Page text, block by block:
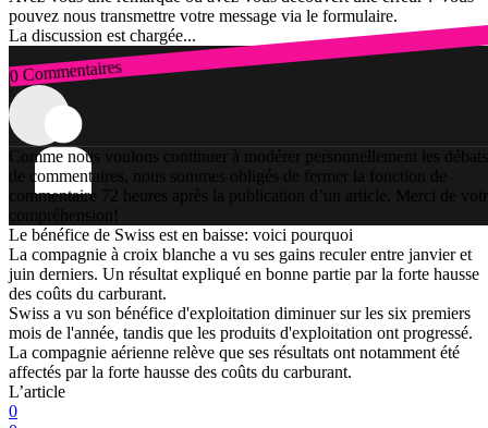
pouvez nous transmettre votre message via le formulaire.
La discussion est chargée...
0 Commentaires
Connexion
Comme nous voulons continuer à modérer personnellement les débats
de commentaires, nous sommes obligés de fermer la fonction de
commentaire 72 heures après la publication d’un article. Merci de
compréhension!
Le bénéfice de Swiss est en baisse: voici pourquoi
La compagnie à croix blanche a vu ses gains reculer entre janvier et
juin derniers. Un résultat expliqué en bonne partie par la forte hausse
des coûts du carburant.
Swiss a vu son bénéfice d'exploitation diminuer sur les six premiers
mois de l'année, tandis que les produits d'exploitation ont progressé.
La compagnie aérienne relève que ses résultats ont notamment été
affectés par la forte hausse des coûts du carburant.
L’article
0